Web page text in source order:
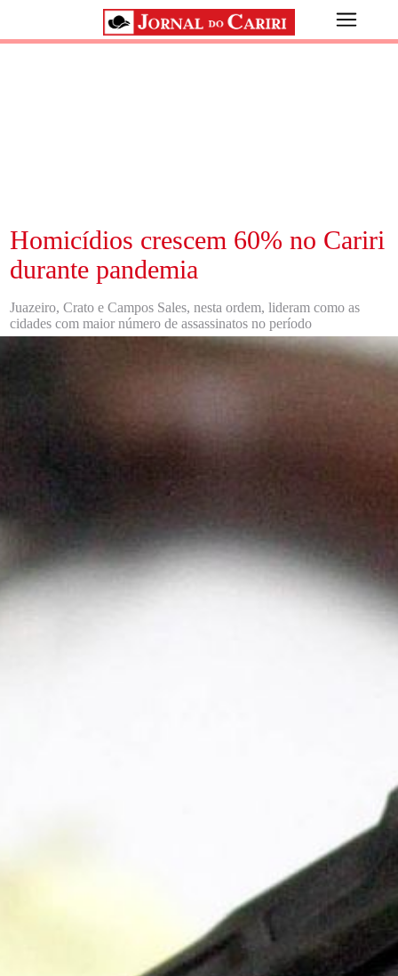
Homicídios crescem 60% no Cariri
durante pandemia
Juazeiro, Crato e Campos Sales, nesta ordem, lideram como as
cidades com maior número de assassinatos no período